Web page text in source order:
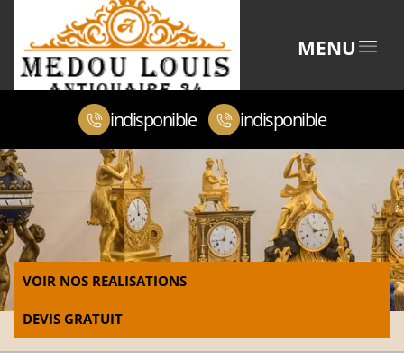
MENU
indisponible indisponible
VOIR NOS REALISATIONS
DEVIS GRATUIT